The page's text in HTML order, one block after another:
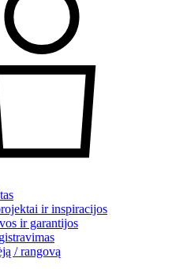
ir inspiracijos
ir garantijos
/ rangovą